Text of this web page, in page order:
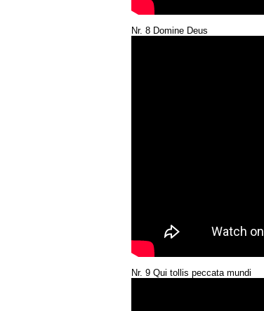
Nr. 8 Domine Deus
Nr. 9 Qui tollis peccata mundi